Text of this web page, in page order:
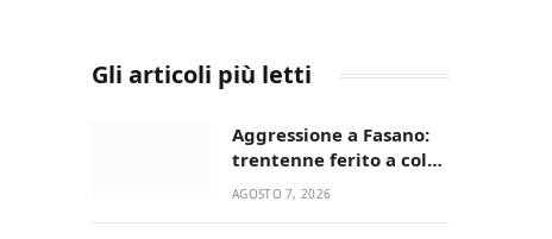
Gli articoli più letti
Aggressione a Fasano:
trentenne ferito a colpi
di pistola in casa
AGOSTO 7, 2026